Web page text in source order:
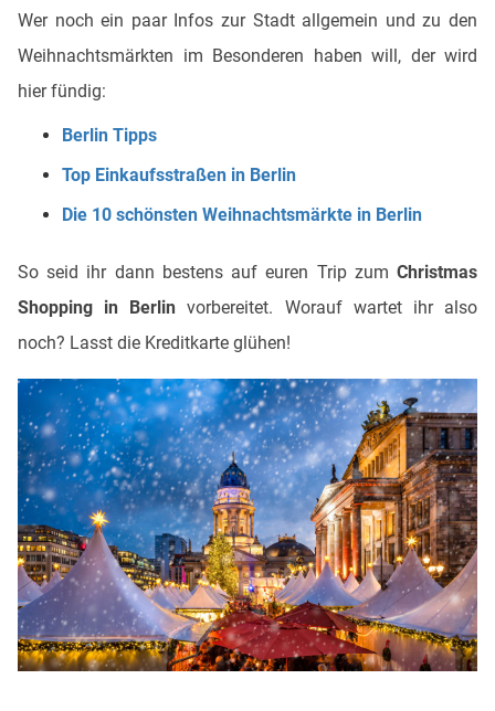
Wer noch ein paar Infos zur Stadt allgemein und zu den
Weihnachtsmärkten im Besonderen haben will, der wird
hier fündig:
Berlin Tipps
Top Einkaufsstraßen in Berlin
Die 10 schönsten Weihnachtsmärkte in Berlin
So seid ihr dann bestens auf euren Trip zum Christmas
Shopping in Berlin vorbereitet. Worauf wartet ihr also
noch? Lasst die Kreditkarte glühen!